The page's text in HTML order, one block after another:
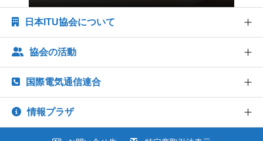
日本ITU協会について
協会概要
法人賛助会員のご案内
協会の活動
世界情報社会・電気通信日記念行事
国際電気通信連合
ITU とは
情報プラザ